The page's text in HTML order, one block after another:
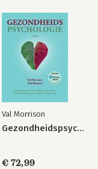
Val Morrison
Gezondheidspsychologie
€ 72,99